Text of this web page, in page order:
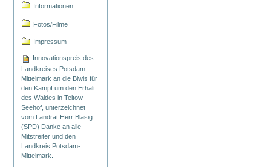
Informationen
Fotos/Filme
Impressum
Innovationspreis des
Landkreises Potsdam-
Mittelmark an die Biwis für
den Kampf um den Erhalt
des Waldes in Teltow-
Seehof, unterzeichnet
vom Landrat Herr Blasig
(SPD) Danke an alle
Mitstreiter und den
Landkreis Potsdam-
Mittelmark.